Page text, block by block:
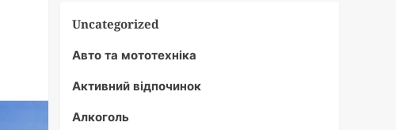
Uncategorized
Авто та мототехніка
Активний відпочинок
Алкоголь